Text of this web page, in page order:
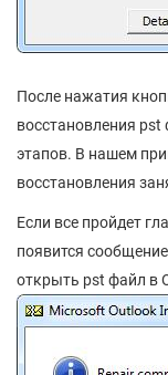
После нажатия
восстановления pst
этапов. В нашем
восстановления
Если все пройдет
появится сообщение
открыть pst файл в